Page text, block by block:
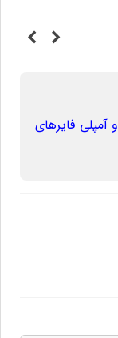
فیلتر EMI مناسب برای منابع تغذیه DC و آمپلی فایرهای